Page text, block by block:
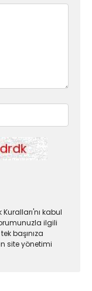
kabul
ilgili
başınıza
site yönetimi